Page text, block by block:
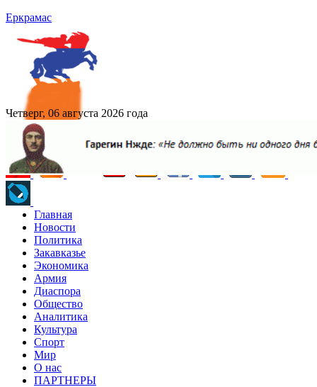
Еркрамас
Четверг, 06 августа 2026 года
Главная
Новости
Политика
Закавказье
Экономика
Армия
Диаспора
Общество
Аналитика
Культура
Спорт
Мир
О нас
ПАРТНЕРЫ